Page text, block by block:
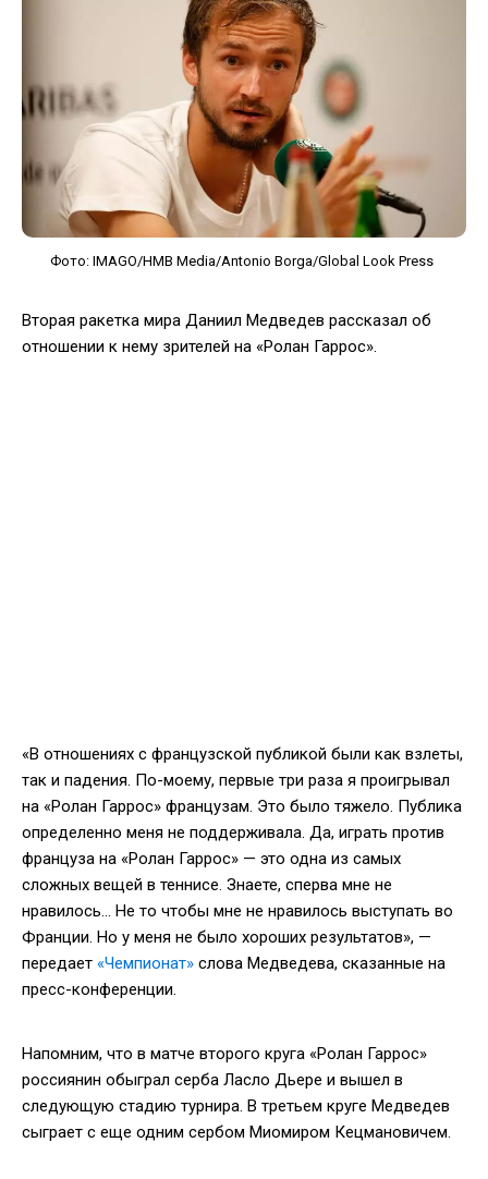
Фото: IMAGO/HMB Media/Antonio Borga/Global Look Press
Вторая ракетка мира Даниил Медведев рассказал об
отношении к нему зрителей на «Ролан Гаррос».
«В отношениях с французской публикой были как взлеты,
так и падения. По-моему, первые три раза я проигрывал
на «Ролан Гаррос» французам. Это было тяжело. Публика
определенно меня не поддерживала. Да, играть против
француза на «Ролан Гаррос» — это одна из самых
сложных вещей в теннисе. Знаете, сперва мне не
нравилось… Не то чтобы мне не нравилось выступать во
Франции. Но у меня не было хороших результатов», —
передает «Чемпионат» слова Медведева, сказанные на
пресс-конференции.
Напомним, что в матче второго круга «Ролан Гаррос»
россиянин обыграл серба Ласло Дьере и вышел в
следующую стадию турнира. В третьем круге Медведев
сыграет с еще одним сербом Миомиром Кецмановичем.